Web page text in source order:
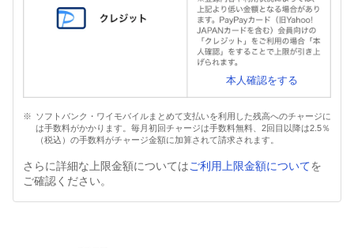
本人確認をする
ソフトバンク・ワイモバイルまとめて支払いを利用した残高へのチャージに
は手数料がかかります。毎月初回チャージは手数料無料、2回目以降は2.5％
（税込）の手数料がチャージ金額に加算されて請求されます。
さらに詳細な上限金額についてはご利用上限金額についてを
ご確認ください。